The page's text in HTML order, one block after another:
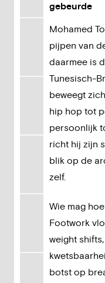
gebeurde
Mohamed
pijpen van
daarmee is
Tunesisch-
beweegt
hip hop tot
persoonlijk
richt hij zijn
blik op de
zelf.
Wie mag
Footwork
weight
botst op